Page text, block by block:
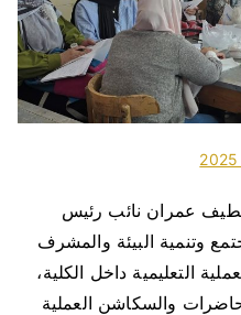
عمران نائب رئيس
وتنمية البيئة والمشرف
التعليمية داخل الكلية،
والسكاشن العملية